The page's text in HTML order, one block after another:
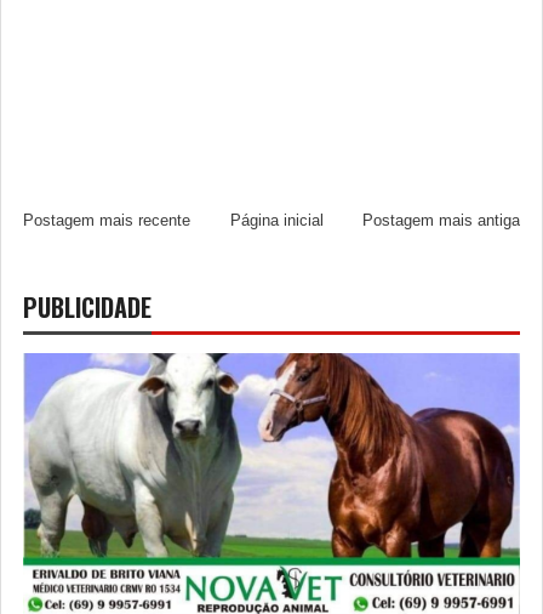
Postagem mais recente Postagem mais antiga
Página inicial
PUBLICIDADE